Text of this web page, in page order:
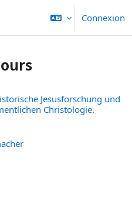
Connexion
Jesusforschung und
Christologie.